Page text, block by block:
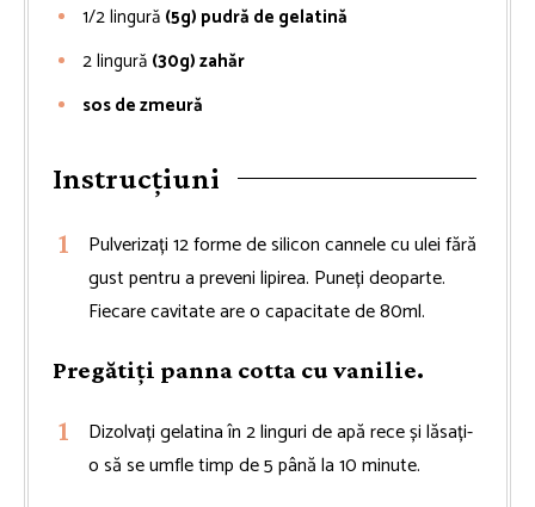
1/2lingură (5g) pudră de gelatină
2lingură (30g) zahăr
sos de zmeură
Instrucțiuni
Pulverizați 12 forme de silicon cannele cu ulei fără
gust pentru a preveni lipirea. Puneți deoparte.
Fiecare cavitate are o capacitate de 80ml.
Pregătiți panna cotta cu vanilie.
Dizolvați gelatina în 2 linguri de apă rece și lăsați-
o să se umfle timp de 5 până la 10 minute.